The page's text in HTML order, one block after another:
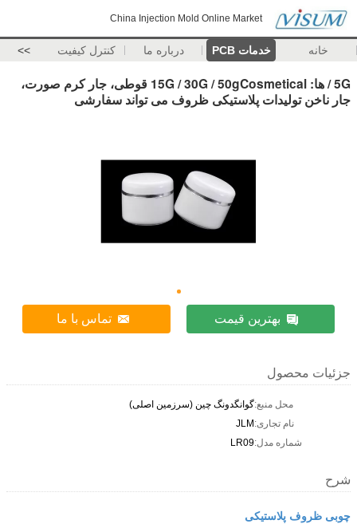
China Injection Mold Online Market
خانه خدمات PCB درباره ما کنترل کیفیت >>
5G / ها: 15G / 30G / 50gCosmetical قوطی، جار کرم صورت،
جار ناخن تولیدات پلاستیکی ظروف می تواند سفارشی
بهترین قیمت تماس با ما
جزئیات محصول
محل منبع:گوانگدونگ چین (سرزمین اصلی)
نام تجاری:JLM
شماره مدل:LR09
شرح
چوبی ظروف پلاستیکی